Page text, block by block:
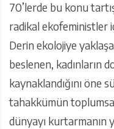
70’lerde bu konu
radikal ekofeministler
Derin ekolojiye
beslenen, kadınların
kaynaklandığını öne
tahakkümün
dünyayı kurtarmanın